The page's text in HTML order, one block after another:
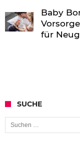
Baby
für
SUCHE
Suchen nach: